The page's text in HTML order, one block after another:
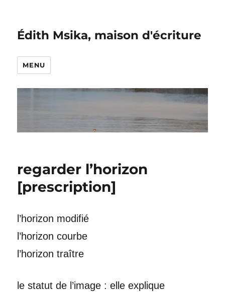
Édith Msika, maison d'écriture
MENU
regarder l’horizon
[prescription]
l’horizon modifié
l’horizon courbe
l’horizon traître
le statut de l’image : elle explique